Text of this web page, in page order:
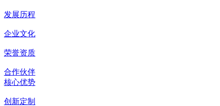
发展历程
企业文化
荣誉资质
合作伙伴
核心优势
创新定制